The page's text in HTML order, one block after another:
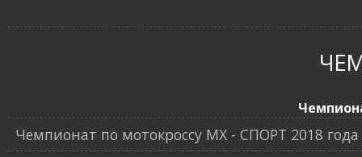
Чемпионат по мотокроссу МХ - СПОРТ 2018 года